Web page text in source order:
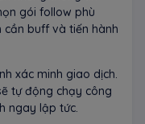
gói follow phù
cần buff và tiến hành
xác minh giao dịch.
tự động chạy công
ngay lập tức.